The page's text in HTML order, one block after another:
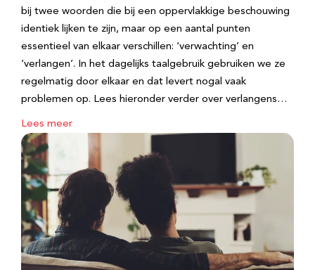
bij twee woorden die bij een oppervlakkige beschouwing
identiek lijken te zijn, maar op een aantal punten
essentieel van elkaar verschillen: ‘verwachting’ en
‘verlangen’. In het dagelijks taalgebruik gebruiken we ze
regelmatig door elkaar en dat levert nogal vaak
problemen op. Lees hieronder verder over verlangens…
Lees meer